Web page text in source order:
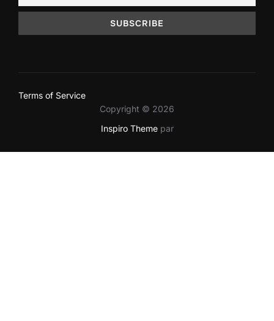
Terms of Service
Copyright © 2026
Inspiro Themepar